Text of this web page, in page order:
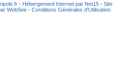
- Hébergement Internet par Net15- Site
WebSee- Conditions Générales d'Utilisation